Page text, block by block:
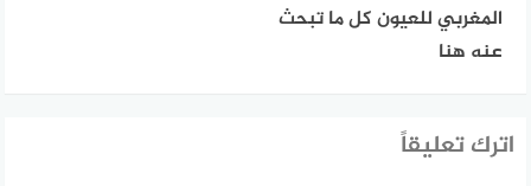
المغربي للعيون كل ما تبحث
عنه هنا
اترك تعليقاً